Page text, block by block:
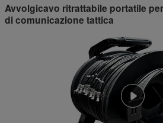
Avvolgicavo ritrattabile portatile
di comunicazione tattica